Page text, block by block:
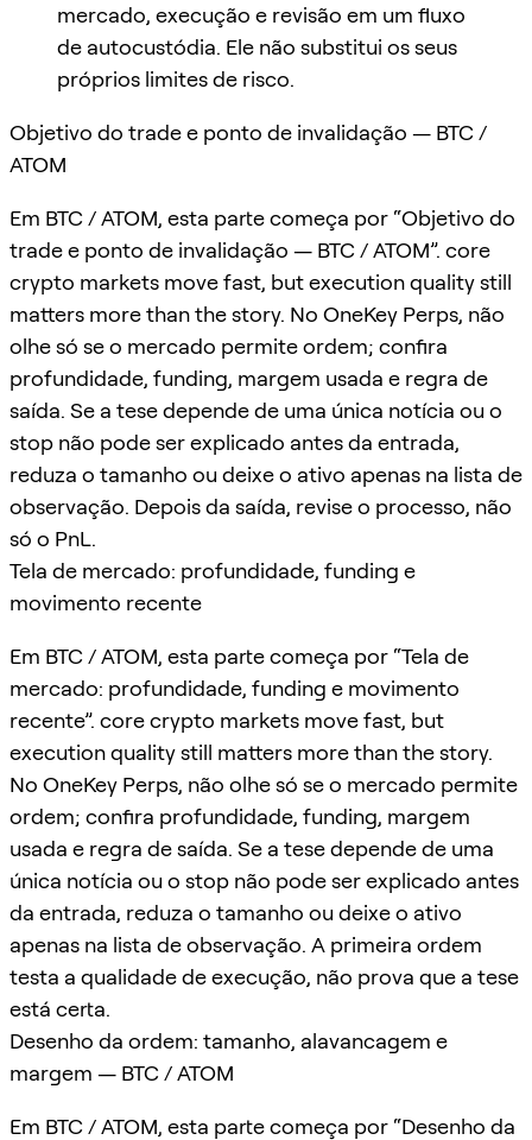
mercado, execução e revisão em um fluxo
de autocustódia. Ele não substitui os seus
próprios limites de risco.
Objetivo do trade e ponto de invalidação — BTC /
ATOM
Em BTC / ATOM, esta parte começa por “Objetivo do
trade e ponto de invalidação — BTC / ATOM”. core
crypto markets move fast, but execution quality still
matters more than the story. No OneKey Perps, não
olhe só se o mercado permite ordem; confira
profundidade, funding, margem usada e regra de
saída. Se a tese depende de uma única notícia ou o
stop não pode ser explicado antes da entrada,
reduza o tamanho ou deixe o ativo apenas na lista de
observação. Depois da saída, revise o processo, não
só o PnL.
Tela de mercado: profundidade, funding e
movimento recente
Em BTC / ATOM, esta parte começa por “Tela de
mercado: profundidade, funding e movimento
recente”. core crypto markets move fast, but
execution quality still matters more than the story.
No OneKey Perps, não olhe só se o mercado permite
ordem; confira profundidade, funding, margem
usada e regra de saída. Se a tese depende de uma
única notícia ou o stop não pode ser explicado antes
da entrada, reduza o tamanho ou deixe o ativo
apenas na lista de observação. A primeira ordem
testa a qualidade de execução, não prova que a tese
está certa.
Desenho da ordem: tamanho, alavancagem e
margem — BTC / ATOM
Em BTC / ATOM, esta parte começa por “Desenho da